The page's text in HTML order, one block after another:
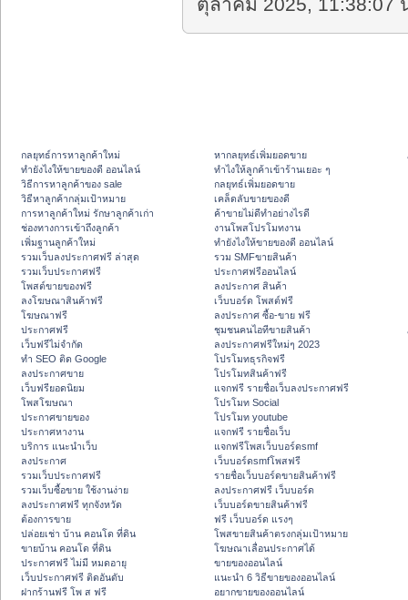
ตุลาคม 2025, 11:38:07
กลยุทธ์การหาลูกค้าใหม่
ทํายังไงให้ขายของดี ออนไลน์
วิธีการหาลูกค้าของ sale
วิธีหาลูกค้ากลุ่มเป้าหมาย
การหาลูกค้าใหม่ รักษาลูกค้าเก่า
ช่องทางการเข้าถึงลูกค้า
เพิ่มฐานลูกค้าใหม่
รวมเว็บลงประกาศฟรี ล่าสุด
รวมเว็บประกาศฟรี
โพสต์ขายของฟรี
ลงโฆษณาสินค้าฟรี
โฆษณาฟรี
ประกาศฟรี
เว็บฟรีไม่จำกัด
ทำ SEO ติด Google
ลงประกาศขาย
เว็บฟรียอดนิยม
โพสโฆษณา
ประกาศขายของ
ประกาศหางาน
บริการ แนะนำเว็บ
ลงประกาศ
รวมเว็บประกาศฟรี
รวมเว็บซื้อขาย ใช้งานง่าย
ลงประกาศฟรี ทุกจังหวัด
ต้องการขาย
ปล่อยเช่า บ้าน คอนโด ที่ดิน
ขายบ้าน คอนโด ที่ดิน
ประกาศฟรี ไม่มี หมดอายุ
เว็บประกาศฟรี ติดอันดับ
ฝากร้านฟรี โพ ส ฟรี
หากลยุทธ์เพิ่มยอดขาย
ทําไงให้ลูกค้าเข้าร้านเยอะ ๆ
กลยุทธ์เพิ่มยอดขาย
เคล็ดลับขายของดี
ค้าขายไม่ดีทำอย่างไรดี
งานโพสโปรโมทงาน
ทํายังไงให้ขายของดี ออนไลน์
รวม SMFขายสินค้า
ประกาศฟรีออนไลน์
ลงประกาศ สินค้า
เว็บบอร์ด โพสต์ฟรี
ลงประกาศ ซื้อ-ขาย ฟรี
ชุมชนคนไอทีขายสินค้า
ลงประกาศฟรีใหม่ๆ 2023
โปรโมทธุรกิจฟรี
โปรโมทสินค้าฟรี
แจกฟรี รายชื่อเว็บลงประกาศฟรี
โปรโมท Social
โปรโมท youtube
แจกฟรี รายชื่อเว็บ
แจกฟรีโพสเว็บบอร์ดsmf
เว็บบอร์ดsmfโพสฟรี
รายชื่อเว็บบอร์ดขายสินค้าฟรี
ลงประกาศฟรี เว็บบอร์ด
เว็บบอร์ดขายสินค้าฟรี
ฟรี เว็บบอร์ด แรงๆ
โพสขายสินค้าตรงกลุ่มเป้าหมาย
โฆษณาเลื่อนประกาศได้
ขายของออนไลน์
แนะนำ 6 วิธีขายของออนไลน์
อยากขายของออนไลน์